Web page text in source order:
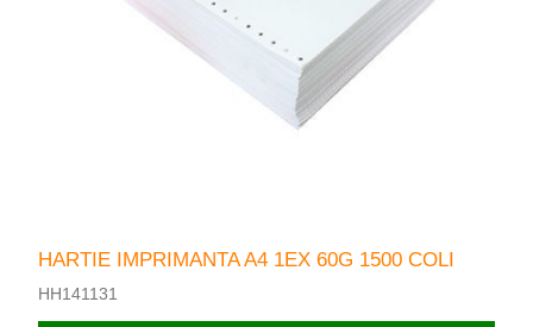
HARTIE IMPRIMANTA A4 1EX 60G 1500 COLI
HH141131